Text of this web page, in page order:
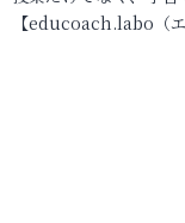
【educoach.labo（